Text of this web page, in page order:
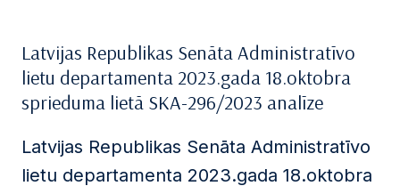
Latvijas Republikas Senāta Administratīvo
lietu departamenta 2023.gada 18.oktobra
sprieduma lietā SKA-296/2023 analīze
Latvijas Republikas Senāta Administratīvo
lietu departamenta 2023.gada 18.oktobra